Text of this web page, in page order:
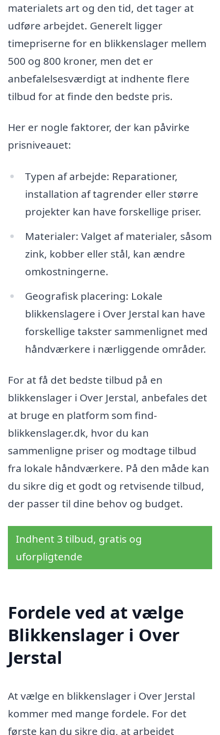
materialets art og den tid, det tager at
udføre arbejdet. Generelt ligger
timepriserne for en blikkenslager mellem
500 og 800 kroner, men det er
anbefalelsesværdigt at indhente flere
tilbud for at finde den bedste pris.
Her er nogle faktorer, der kan påvirke
prisniveauet:
Typen af arbejde: Reparationer,
installation af tagrender eller større
projekter kan have forskellige priser.
Materialer: Valget af materialer, såsom
zink, kobber eller stål, kan ændre
omkostningerne.
Geografisk placering: Lokale
blikkenslagere i Over Jerstal kan have
forskellige takster sammenlignet med
håndværkere i nærliggende områder.
For at få det bedste tilbud på en
blikkenslager i Over Jerstal, anbefales det
at bruge en platform som find-
blikkenslager.dk, hvor du kan
sammenligne priser og modtage tilbud
fra lokale håndværkere. På den måde kan
du sikre dig et godt og retvisende tilbud,
der passer til dine behov og budget.
Indhent 3 tilbud, gratis og
uforpligtende
Fordele ved at vælge
Blikkenslager i Over
Jerstal
At vælge en blikkenslager i Over Jerstal
kommer med mange fordele. For det
første kan du sikre dig, at arbejdet